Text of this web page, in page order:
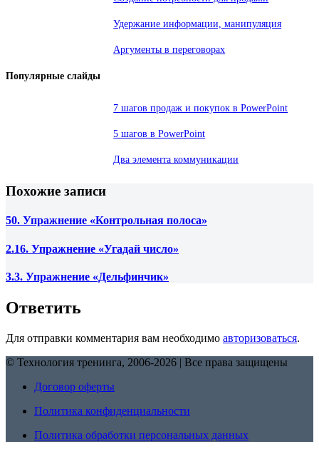
Удержание информации, манипуляция
Аргументы в переговорах
Популярные слайды
7 шагов продаж и покупок в PowerPoint
5 шагов в PowerPoint
Два элемента коммуникации
Похожие записи
50. Упражнение «Контрольная полоса»
2.16. Упражнение «Угадай число»
3.3. Упражнение «Дельфинчик»
Ответить
Для отправки комментария вам необходимо авторизоваться.
© Технология тренинга, 2006-2026 | Все права защищены
Договор оферты
Политика конфиденциальности
Политика обработки персональных данных